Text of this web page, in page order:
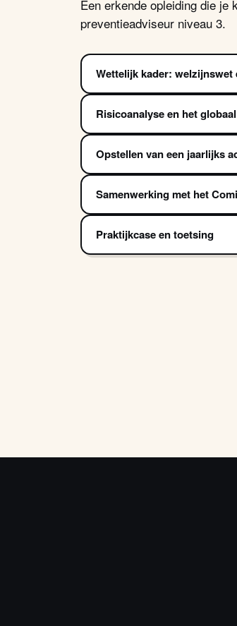
Een erkende opleiding die
preventieadviseur niveau 3.
Wettelijk kader: welzijnswet
Risicoanalyse en het
Opstellen van een jaarlijks
Samenwerking met het
Praktijkcase en toetsing